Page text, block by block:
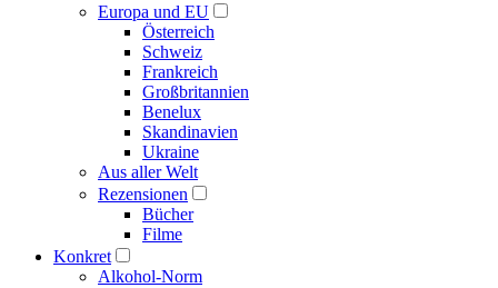
Europa und EU
Österreich
Schweiz
Frankreich
Großbritannien
Benelux
Skandinavien
Ukraine
Aus aller Welt
Rezensionen
Bücher
Filme
Konkret
Alkohol-Norm